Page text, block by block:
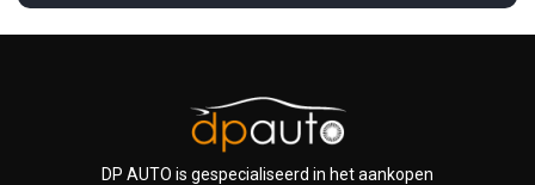
DP AUTO is gespecialiseerd in het aankopen